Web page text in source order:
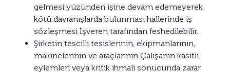
gelmesi yüzünden işine devam edemeyerek
kötü davranışlarda bulunması hallerinde iş
sözleşmesi İşveren tarafından feshedilebilir.
Şirketin tescilli tesislerinin, ekipmanlarının,
makinelerinin ve araçlarının Çalışanın kasıtlı
eylemleri veya kritik ihmali sonucunda zarar